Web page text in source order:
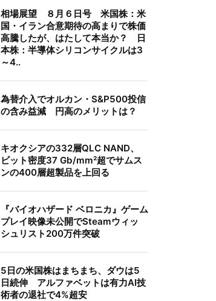
相場展望 ８月６日号 米国株：米
国・イラン合意期待の高まりで株価
高騰したが、はたして本当か？ 日
本株：半導体シリコンサイクルは3
～4..
為替介入でオルカン・S&P500投信
の含み益減 円高のメリットは？
キオクシアの332層QLC NAND、
ビット密度37 Gb/mm²超でサムス
ンの400層超製品を上回る
『バイオハザード ベロニカ』ゲーム
プレイ映像未公開でSteamウィッ
シュリスト200万件突破
5日の米国株はまちまち、ダウは5
日続伸 アルファベットは有力AI技
術者の退社で4%超安